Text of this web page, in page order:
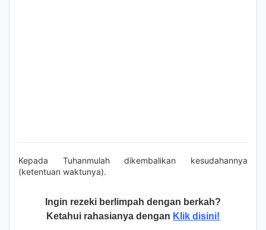
Kepada Tuhanmulah dikembalikan kesudahannya
(ketentuan waktunya).
Ingin rezeki berlimpah dengan berkah?
Ketahui rahasianya dengan Klik disini!